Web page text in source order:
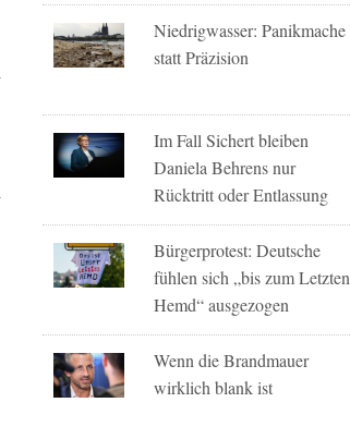
Niedrigwasser: Panikmache
statt Präzision
Im Fall Sichert bleiben
Daniela Behrens nur
Rücktritt oder Entlassung
Bürgerprotest: Deutsche
fühlen sich „bis zum Letzten
Hemd“ ausgezogen
Wenn die Brandmauer
wirklich blank ist